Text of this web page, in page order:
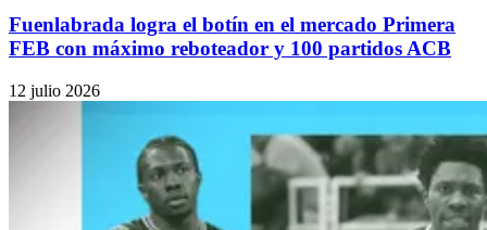
Fuenlabrada logra el botín en el mercado Primera
FEB con máximo reboteador y 100 partidos ACB
12 julio 2026